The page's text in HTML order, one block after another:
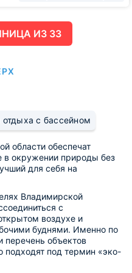
ИЗ 33
отдыха с бассейном
области обеспечат
в окружении природы без
для себя на
Владимирской
с
воздухе и
буднями. Именно по
перечень объектов
подходят под термин «эко-